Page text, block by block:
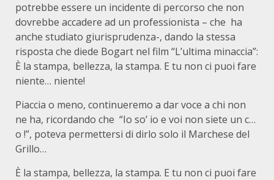
potrebbe essere un incidente di percorso che non
dovrebbe accadere ad un professionista – che ha
anche studiato giurisprudenza-, dando la stessa
risposta che diede Bogart nel film “L’ultima minaccia”:
È la stampa, bellezza, la stampa. E tu non ci puoi fare
niente… niente!
Piaccia o meno, continueremo a dar voce a chi non
ne ha, ricordando che “Io so’ io e voi non siete un c…
o !”, poteva permettersi di dirlo solo il Marchese del
Grillo…
È la stampa, bellezza, la stampa. E tu non ci puoi fare